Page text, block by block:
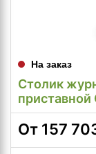
На заказ
Столик
приставной
От 157